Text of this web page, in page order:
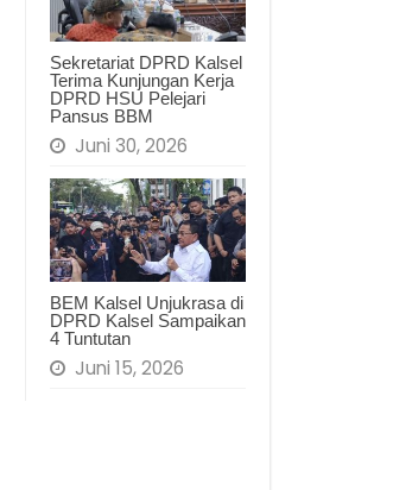
Sekretariat DPRD Kalsel
Terima Kunjungan Kerja
DPRD HSU Pelejari
Pansus BBM
Juni 30, 2026
BEM Kalsel Unjukrasa di
DPRD Kalsel Sampaikan
4 Tuntutan
Juni 15, 2026